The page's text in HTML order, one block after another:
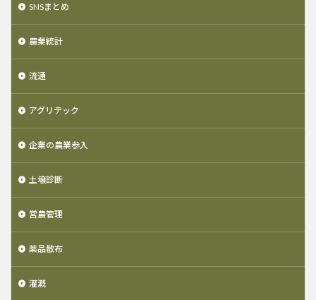
SNSまとめ
農業統計
流通
アグリテック
企業の農業参入
土壌診断
営農管理
薬品散布
灌漑